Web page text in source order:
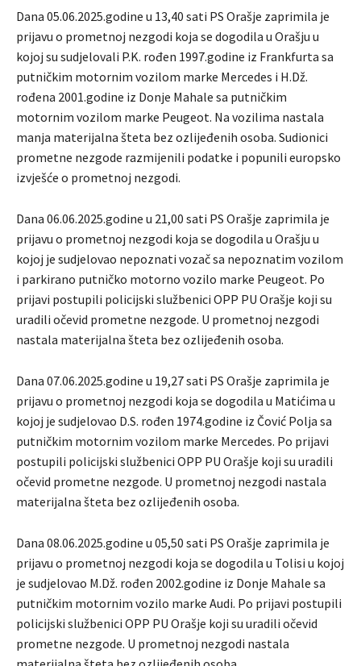
Dana 05.06.2025.godine u 13,40 sati PS Orašje zaprimila je
prijavu o prometnoj nezgodi koja se dogodila u Orašju u
kojoj su sudjelovali P.K. rođen 1997.godine iz Frankfurta sa
putničkim motornim vozilom marke Mercedes i H.Dž.
rođena 2001.godine iz Donje Mahale sa putničkim
motornim vozilom marke Peugeot. Na vozilima nastala
manja materijalna šteta bez ozlijeđenih osoba. Sudionici
prometne nezgode razmijenili podatke i popunili europsko
izvješće o prometnoj nezgodi.
Dana 06.06.2025.godine u 21,00 sati PS Orašje zaprimila je
prijavu o prometnoj nezgodi koja se dogodila u Orašju u
kojoj je sudjelovao nepoznati vozač sa nepoznatim vozilom
i parkirano putničko motorno vozilo marke Peugeot. Po
prijavi postupili policijski službenici OPP PU Orašje koji su
uradili očevid prometne nezgode. U prometnoj nezgodi
nastala materijalna šteta bez ozlijeđenih osoba.
Dana 07.06.2025.godine u 19,27 sati PS Orašje zaprimila je
prijavu o prometnoj nezgodi koja se dogodila u Matićima u
kojoj je sudjelovao D.S. rođen 1974.godine iz Čović Polja sa
putničkim motornim vozilom marke Mercedes. Po prijavi
postupili policijski službenici OPP PU Orašje koji su uradili
očevid prometne nezgode. U prometnoj nezgodi nastala
materijalna šteta bez ozlijeđenih osoba.
Dana 08.06.2025.godine u 05,50 sati PS Orašje zaprimila je
prijavu o prometnoj nezgodi koja se dogodila u Tolisi u kojoj
je sudjelovao M.Dž. rođen 2002.godine iz Donje Mahale sa
putničkim motornim vozilo marke Audi. Po prijavi postupili
policijski službenici OPP PU Orašje koji su uradili očevid
prometne nezgode. U prometnoj nezgodi nastala